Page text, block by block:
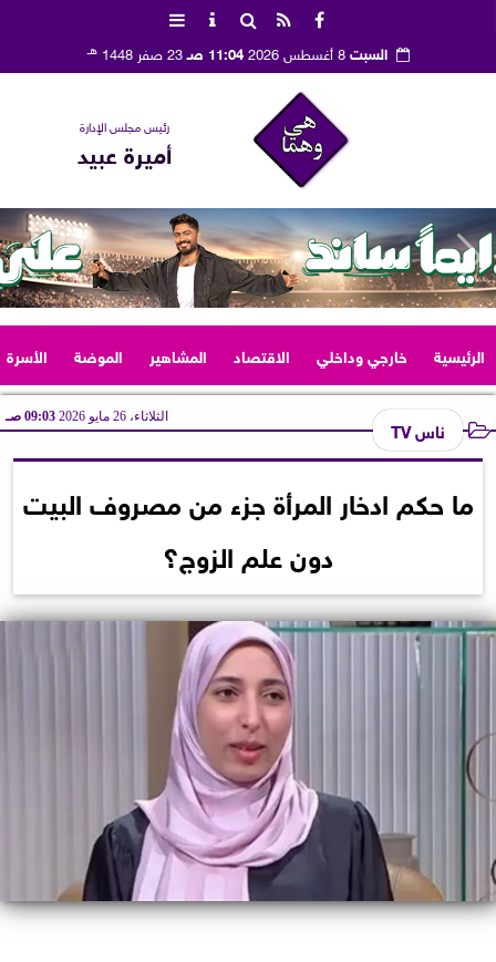
السبت8 أغسطس 2026 11:04 صـ 23 صفر 1448 هـ
رئيس مجلس الإدارة
أميرة عبيد
الرئيسية خارجي وداخلي الاقتصاد المشاهير الموضة الأسرة
ناس TV الثلاثاء، 26 مايو 2026 09:03 صـ
ما حكم ادخار المرأة جزء من مصروف البيت
دون علم الزوج؟